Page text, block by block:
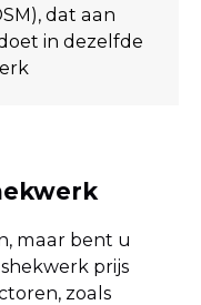
dat aan
in dezelfde
maar bent u
prijs
zoals